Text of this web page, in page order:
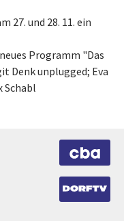
27. und 28. 11. ein
Programm "Das
Denk unplugged; Eva
Schabl